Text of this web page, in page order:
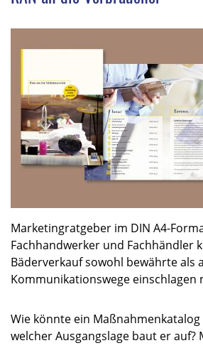
Marketingratgeber im DIN A4-
Fachhandwerker und Fachhändler
Bäderverkauf sowohl bewährte als
Kommunikationswege einschlagen
Wie könnte ein Maßnahmenkatalog
welcher Ausgangslage baut er auf?